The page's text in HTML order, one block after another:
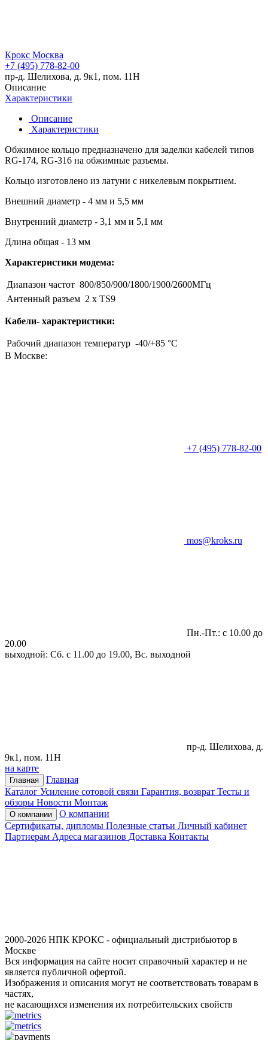
Крокс Москва
+7 (495) 778-82-00
пр-д. Шелихова, д. 9к1, пом. 11Н
Описание
Характеристики
Описание
Характеристики
Обжимное кольцо предназначено для заделки кабелей типов
RG-174, RG-316 на обжимные разъемы.
Кольцо изготовлено из латуни с никелевым покрытием.
Внешний диаметр - 4 мм и 5,5 мм
Внутренний диаметр - 3,1 мм и 5,1 мм
Длина общая - 13 мм
Характеристики модема:
Диапазон частот 800/850/900/1800/1900/2600МГц
Антенный разъем 2 x TS9
Кабели- характеристики:
Рабочий диапазон температур -40/+85 °C
В Москве:
+7 (495) 778-82-00
mos@kroks.ru
Пн.-Пт.: с 10.00 до
20.00
выходной: Сб. с 11.00 до 19.00, Вс. выходной
пр-д. Шелихова, д.
9к1, пом. 11Н
на карте
Главная
Главная
Каталог Усиление сотовой связи Гарантия, возврат Тесты и
обзоры Новости Монтаж
О компании
О компании
Сертификаты, дипломы Полезные статьи Личный кабинет
Партнерам Адреса магазинов Доставка Контакты
2000-2026 НПК КРОКС - официальный дистрибьютор в
Москве
Вся информация на сайте носит справочный характер и не
является публичной офертой.
Изображения и описания могут не соответствовать товарам в
частях,
не касающихся изменения их потребительских свойств